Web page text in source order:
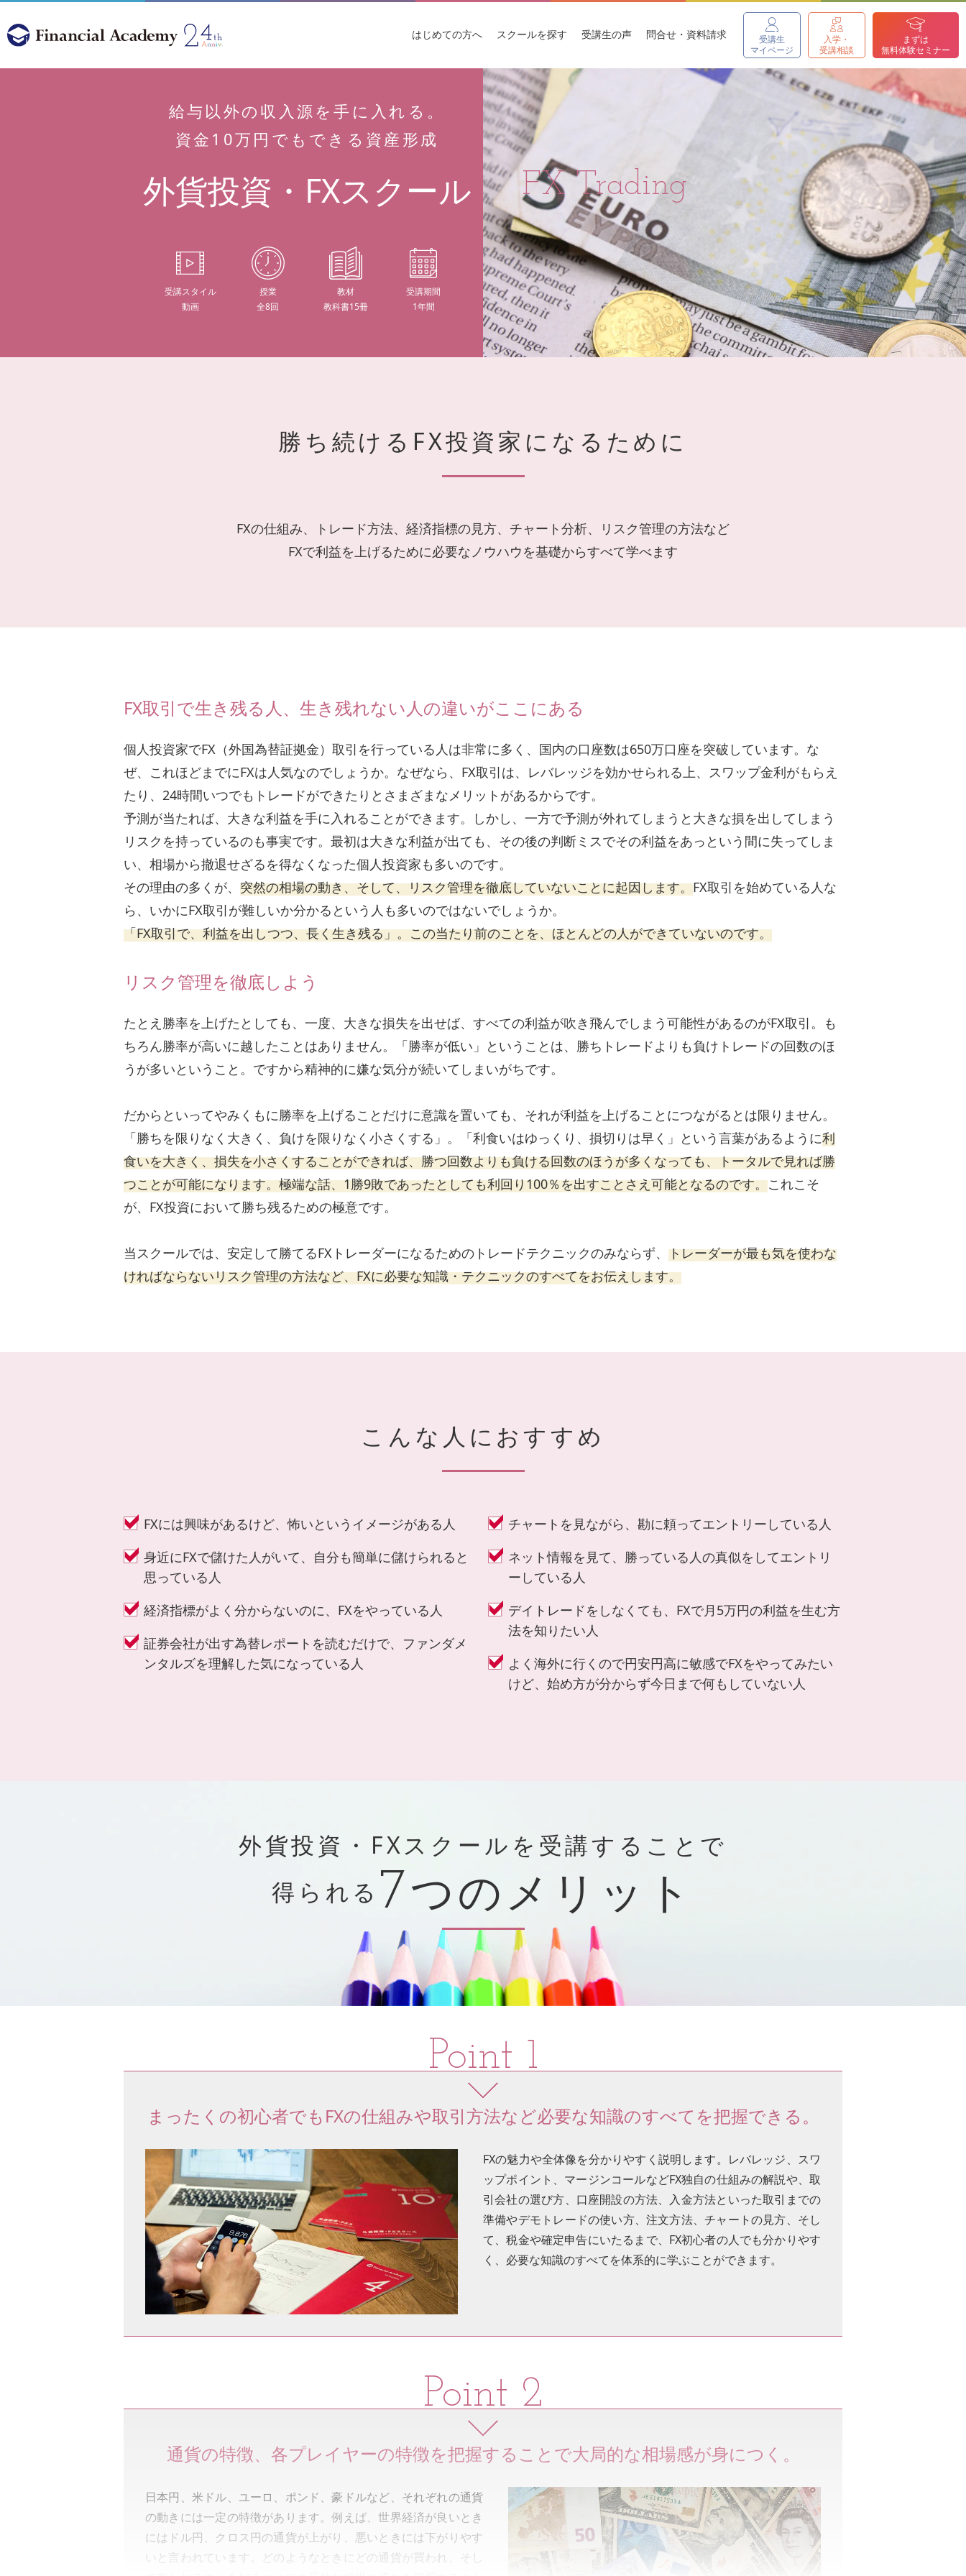
受講生
マイページ
入学・
受講相談
まずは
無料体験セミナー
はじめての方へ スクールを探す 受講生の声 問合せ・資料請求
外貨投資・FXスクール
給与以外の収入源を手に入れる。
資金10万円でもできる資産形成
受講スタイル
動画
授業
全8回
教材
教科書15冊
受講期間
1年間
勝ち続けるFX投資家に なるために
FXの仕組み、トレード方法、経済指標の見方、チャート分析、リスク管理の方法など
FXで利益を上げるために必要なノウハウを基礎からすべて学べます
FX取引で生き残る人、生き残れない人の違いがここにある
個人投資家でFX（外国為替証拠金）取引を行っている人は非常に多く、国内の口座数は650万口座を突破しています。な
ぜ、これほどまでにFXは人気なのでしょうか。なぜなら、FX取引は、レバレッジを効かせられる上、スワップ金利がもらえ
たり、24時間いつでもトレードができたりとさまざまなメリットがあるからです。
予測が当たれば、大きな利益を手に入れることができます。しかし、一方で予測が外れてしまうと大きな損を出してしまう
リスクを持っているのも事実です。最初は大きな利益が出ても、その後の判断ミスでその利益をあっという間に失ってしま
い、相場から撤退せざるを得なくなった個人投資家も多いのです。
その理由の多くが、 突然の相場の動き、そして、リスク管理を徹底していないことに起因します。FX取引を始めている人な
ら、いかにFX取引が難しいか分かるという人も多いのではないでしょうか。
「FX取引で、利益を出しつつ、長く生き残る」。この当たり前のことを、ほとんどの人ができていないのです。
リスク管理を徹底しよう
たとえ勝率を上げたとしても、一度、大きな損失を出せば、すべての利益が吹き飛んでしまう可能性があるのがFX取引。も
ちろん勝率が高いに越したことはありません。「勝率が低い」ということは、勝ちトレードよりも負けトレードの回数のほ
うが多いということ。ですから精神的に嫌な気分が続いてしまいがちです。
だからといってやみくもに勝率を上げることだけに意識を置いても、それが利益を上げることにつながるとは限りません。
「勝ちを限りなく大きく、負けを限りなく小さくする」。「利食いはゆっくり、損切りは早く」という言葉があるように利
食いを大きく、損失を小さくすることができれば、勝つ回数よりも負ける回数のほうが多くなっても、トータルで見れば勝
つことが可能になります。極端な話、1勝9敗であったとしても利回り100％を出すことさえ可能となるのです。これこそ
が、FX投資において勝ち残るための極意です。
当スクールでは、安定して勝てるFXトレーダーになるためのトレードテクニックのみならず、 トレーダーが最も気を使わな
ければならないリスク管理の方法など、FXに必要な知識・テクニックのすべてをお伝えします。
こんな人におすすめ
FXには興味があるけど、怖いというイメージがある人
身近にFXで儲けた人がいて、自分も簡単に儲けられると
思っている人
経済指標がよく分からないのに、FXをやっている人
証券会社が出す為替レポートを読むだけで、ファンダメ
ンタルズを理解した気になっている人
チャートを見ながら、勘に頼ってエントリーしている人
ネット情報を見て、勝っている人の真似をしてエントリ
ーしている人
デイトレードをしなくても、FXで月5万円の利益を生む方
法を知りたい人
よく海外に行くので円安円高に敏感でFXをやってみたい
けど、始め方が分からず今日まで何もしていない人
外貨投資・FXスクールを 受講することで
得られる 7つのメリット
まったくの初心者でもFXの仕組みや取引方法など必要な知識のすべてを把握できる。
FXの魅力や全体像を分かりやすく説明します。レバレッジ、スワ
ップポイント、マージンコールなどFX独自の仕組みの解説や、取
引会社の選び方、口座開設の方法、入金方法といった取引までの
準備やデモトレードの使い方、注文方法、チャートの見方、そし
て、税金や確定申告にいたるまで、FX初心者の人でも分かりやす
く、必要な知識のすべてを体系的に学ぶことができます。
通貨の特徴、各プレイヤーの特徴を把握することで大局的な相場感が身につく。
日本円、米ドル、ユーロ、ポンド、豪ドルなど、それぞれの通貨
の動きには一定の特徴があります。例えば、世界経済が良いとき
にはドル円、クロス円の通貨が上がり、悪いときには下がりやす
いと言われています。どのようなときにどの通貨が買われ、そし